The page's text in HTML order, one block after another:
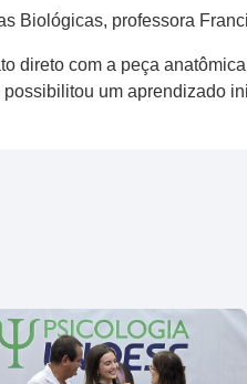
Biológicas, professora
direto com a peça
um aprendizado